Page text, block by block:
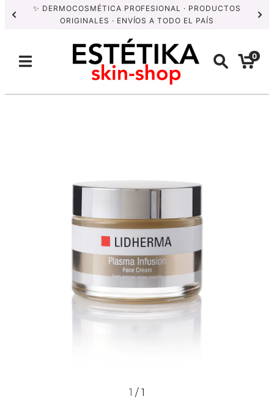
✨ DERMOCOSMÉTICA PROFESIONAL · PRODUCTOS
ORIGINALES · ENVÍOS A TODO EL PAÍS
0
1 / 1